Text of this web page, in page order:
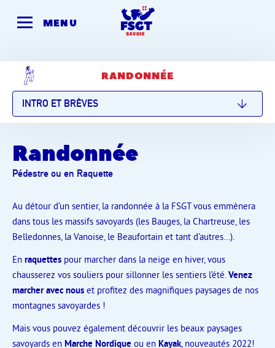
MENU
RANDONNÉE
INTRO ET BRÈVES
Randonnée
Pédestre ou en Raquette
Au détour d’un sentier, la randonnée à la FSGT vous emmènera
dans tous les massifs savoyards (les Bauges, la Chartreuse, les
Belledonnes, la Vanoise, le Beaufortain et tant d’autres…).
En raquettes pour marcher dans la neige en hiver, vous
chausserez vos souliers pour sillonner les sentiers l’été.Venez
marcher avec nous et profitez des magnifiques paysages de nos
montagnes savoyardes !
Mais vous pouvez également découvrir les beaux paysages
savoyards en Marche Nordique ou en Kayak, nouveautés 2022!